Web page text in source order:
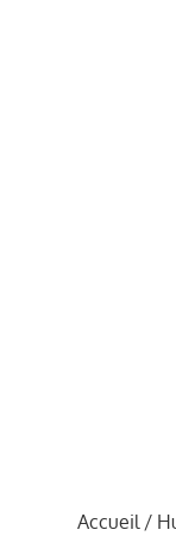
Accueil /